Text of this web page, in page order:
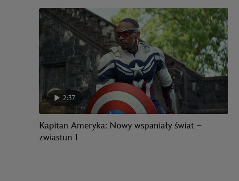
2:37
Kapitan Ameryka: Nowy wspaniały świat –
zwiastun 1